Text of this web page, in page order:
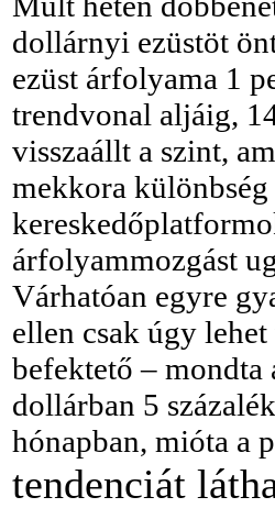
dollárnyi ezüstöt
ezüst árfolyama 1
trendvonal aljáig,
visszaállt a szint,
mekkora
árfolyammozgást
Várhatóan egyre
ellen csak úgy
befektető – mondta
dollárban 5
hónapban, mióta a
tendenciát